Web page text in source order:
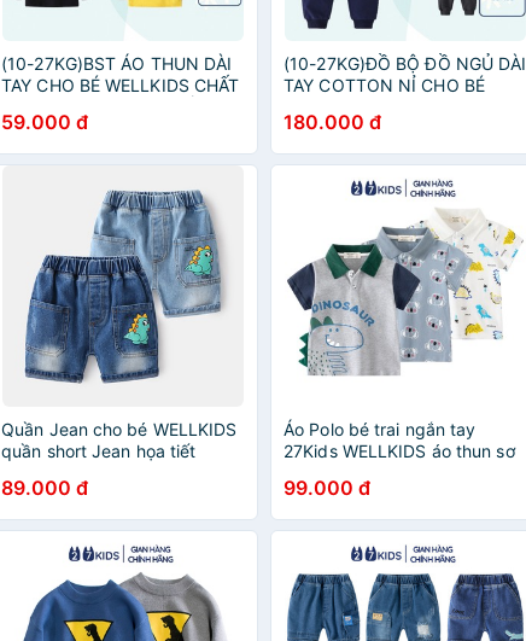
(10-27KG)BST ÁO THUN DÀI
TAY CHO BÉ WELLKIDS CHẤT
TRÒN XUẤT ÂU MỸ, SIZE ĐẠI
TRẺ EM 2 3 4 5 6 7 TUỔI
59.000 đ
(10-27KG)ĐỒ BỘ ĐỒ NGỦ DÀI
TAY COTTON NỈ CHO BÉ
WELLKIDS SIZE ĐẠI TRẺ EM 3
4 5 6 7 8 9 10 TUỔI
180.000 đ
Quần Jean cho bé WELLKIDS
quần short Jean họa tiết
hàng xuất Âu Mỹ
89.000 đ
Áo Polo bé trai ngắn tay
27Kids WELLKIDS áo thun sơ
BSPO9
99.000 đ